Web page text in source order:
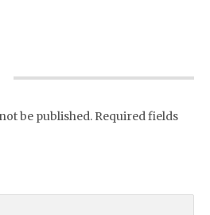
Post
12회
be published. Required fields